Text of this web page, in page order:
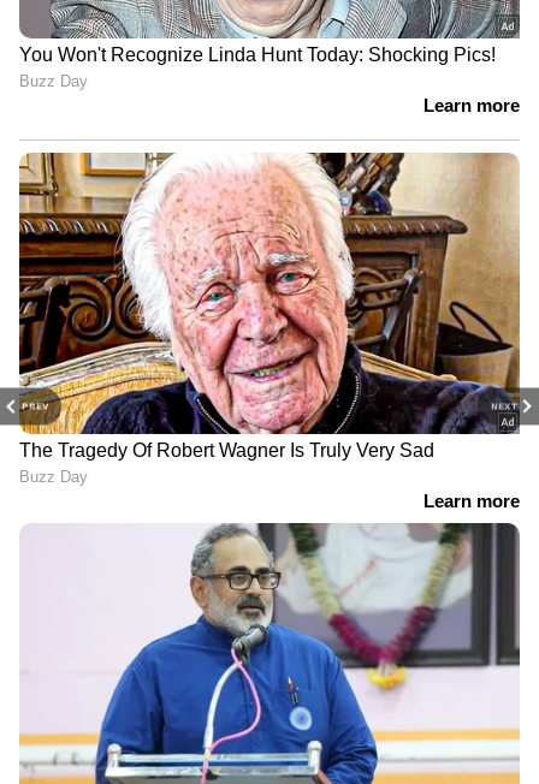
PREV NEXT